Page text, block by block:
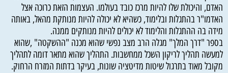
האדם, והיכולת שלו להיות מרכז כובד בעולמו. העצמות הזאת כרוכה אצל
האדמו"ר בהתגלות ובלימוד, כשהיא לא יכולה להיות מנותקת מהאל, באותה
מידה בה ההתגלות והלימוד לא יכולים להיות מנותקים ממנה.
בספר "דרך המלך" מגלה הרב מצב נפשי שהוא מכנה "ההשקטה" ,שהוא
למעשה תהליך לריקון השכל ממחשבות. התהליך שהוא מתאר דומה לתהליך
מקובל מאוד בתרגול שיטות מדיטציה שונות, בעיקר בדתות המזרח הרחוק.